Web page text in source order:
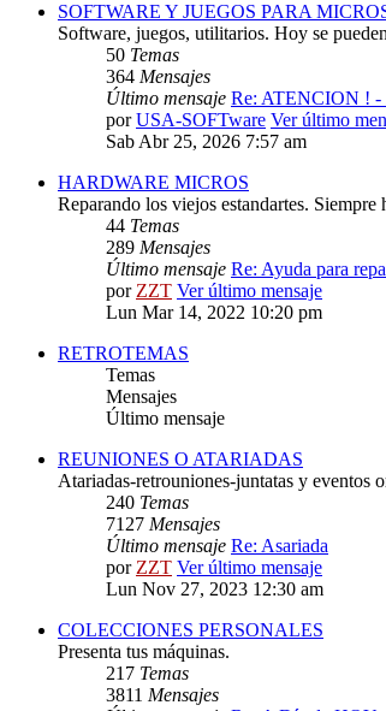
SOFTWARE Y JUEGOS PARA
Software, juegos, utilitarios. Hoy se
50 Temas
364 Mensajes
Último mensaje Re: ATENCION !
porUSA-SOFTware Ver último
Sab Abr 25, 2026 7:57 am
HARDWARE MICROS
Reparando los viejos estandartes. Siempre
44 Temas
289 Mensajes
Último mensaje Re: Ayuda para
porZZT Ver último mensaje
Lun Mar 14, 2022 10:20 pm
RETROTEMAS
Temas
Mensajes
Último mensaje
REUNIONES O ATARIADAS
Atariadas-retrouniones-juntatas y eventos
240 Temas
7127 Mensajes
Último mensaje Re: Asariada
porZZT Ver último mensaje
Lun Nov 27, 2023 12:30 am
COLECCIONES PERSONALES
Presenta tus máquinas.
217 Temas
3811 Mensajes